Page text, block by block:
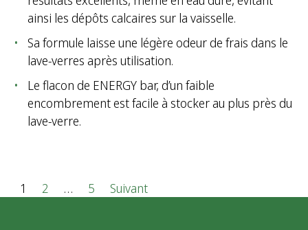
ainsi les dépôts calcaires sur la vaisselle.
Sa formule laisse une légère odeur de frais dans le
lave-verres après utilisation.
Le flacon de ENERGY bar, d’un faible
encombrement est facile à stocker au plus près du
lave-verre.
P
1 2 … 5 Suivant